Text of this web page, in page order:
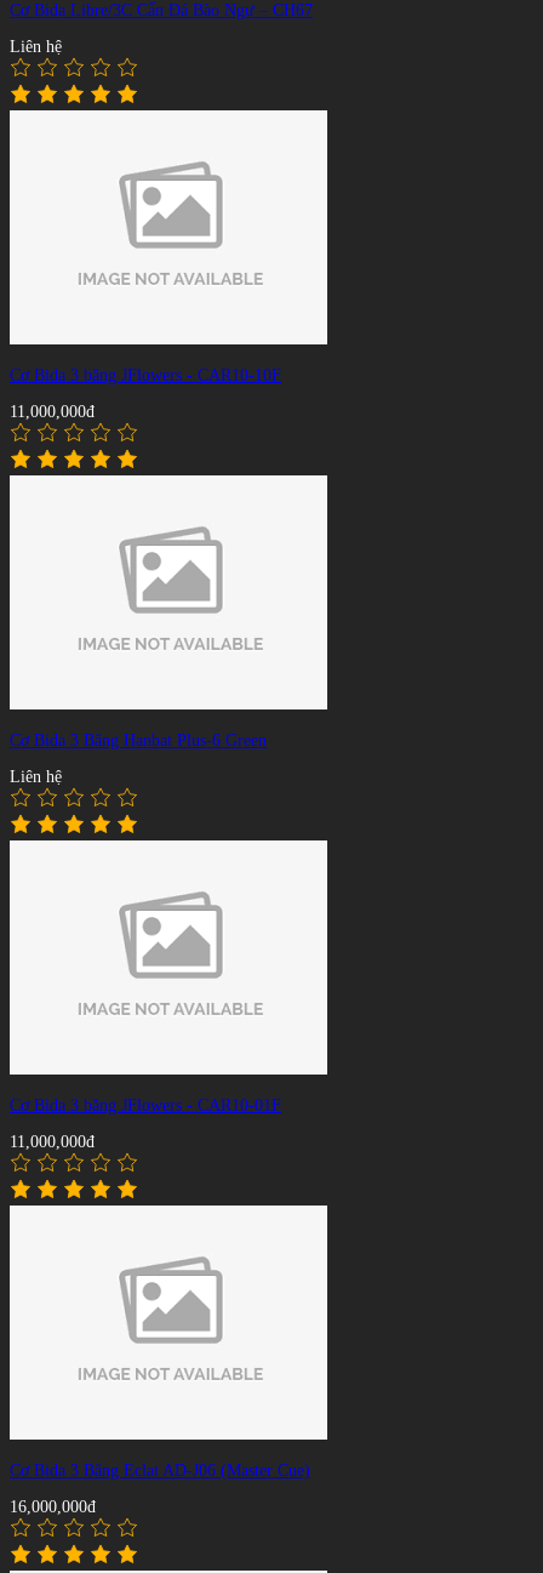
Cơ Bida Libre/3C Cẩn Đá Bào Ngư – CH67
Liên hệ
Cơ Bida 3 băng JFlowers - CAR10-10F
11,000,000đ
Cơ Bida 3 Băng Hanbat Plus-6 Green
Liên hệ
Cơ Bida 3 băng JFlowers - CAR10-01F
11,000,000đ
Cơ Bida 3 Băng Eclat AD-J06 (Master Cue)
16,000,000đ